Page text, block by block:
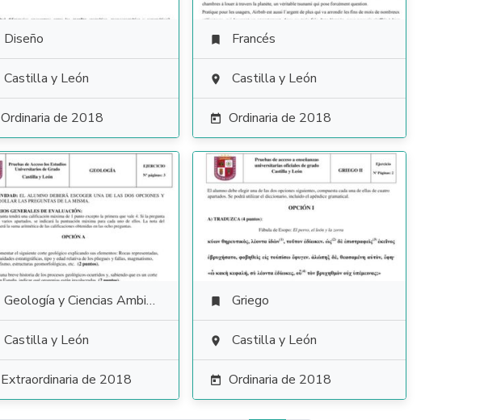
Diseño
Castilla y León
Ordinaria de 2018
 Francés
 Castilla y León
 Ordinaria de 2018
Geología y Ciencias Ambientales
Castilla y León
Extraordinaria de 2018
 Griego
 Castilla y León
 Ordinaria de 2018